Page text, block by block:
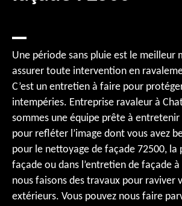
Une période sans pluie est le meilleur
assurer toute intervention en
C’est un entretien à faire pour
intempéries. Entreprise ravaleur à
sommes une équipe prête à
pour refléter l’image dont vous avez
pour le nettoyage de façade 72500, la
façade ou dans l’entretien de façade à
nous faisons des travaux pour raviver
extérieurs. Vous pouvez nous faire